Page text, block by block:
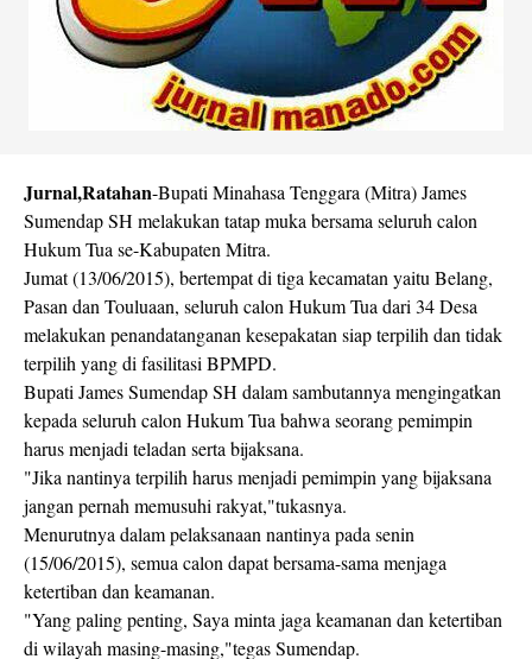
Jurnal,Ratahan-Bupati Minahasa Tenggara (Mitra) James
Sumendap SH melakukan tatap muka bersama seluruh calon
Hukum Tua se-Kabupaten Mitra.
Jumat (13/06/2015), bertempat di tiga kecamatan yaitu Belang,
Pasan dan Touluaan, seluruh calon Hukum Tua dari 34 Desa
melakukan penandatanganan kesepakatan siap terpilih dan tidak
terpilih yang di fasilitasi BPMPD.
Bupati James Sumendap SH dalam sambutannya mengingatkan
kepada seluruh calon Hukum Tua bahwa seorang pemimpin
harus menjadi teladan serta bijaksana.
"Jika nantinya terpilih harus menjadi pemimpin yang bijaksana
jangan pernah memusuhi rakyat,"tukasnya.
Menurutnya dalam pelaksanaan nantinya pada senin
(15/06/2015), semua calon dapat bersama-sama menjaga
ketertiban dan keamanan.
"Yang paling penting, Saya minta jaga keamanan dan ketertiban
di wilayah masing-masing,"tegas Sumendap.